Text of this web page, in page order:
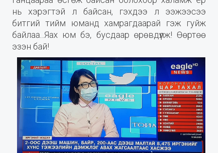
нь хэрэгтэй л байсан, гэхдээ л ээжээсээ
битгий тийм юманд хамрагдаарай гэж гуйж
байлаа...Яах юм бэ, бусдаар өрөвдүүлж! Өөртөө
эзэн бай!